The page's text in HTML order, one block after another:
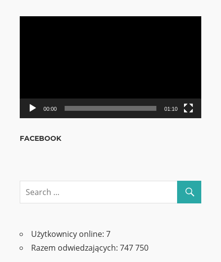
00:00 01:10
FACEBOOK
Użytkownicy online: 7
Razem odwiedzających: 747 750